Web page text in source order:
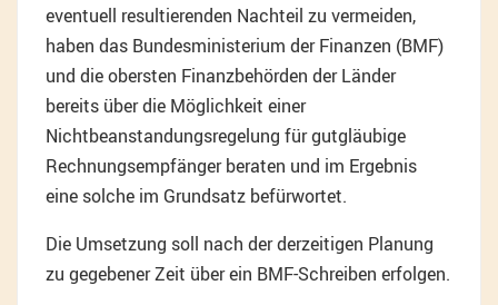
eventuell resultierenden Nachteil zu vermeiden,
haben das Bundesministerium der Finanzen (BMF)
und die obersten Finanzbehörden der Länder
bereits über die Möglichkeit einer
Nichtbeanstandungsregelung für gutgläubige
Rechnungsempfänger beraten und im Ergebnis
eine solche im Grundsatz befürwortet.
Die Umsetzung soll nach der derzeitigen Planung
zu gegebener Zeit über ein BMF-Schreiben erfolgen.